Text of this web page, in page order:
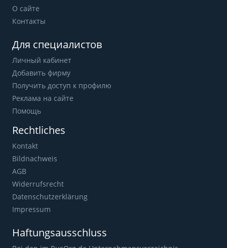
О сайте
Контакты
Для специалистов
Личный кабинет
Добавить фирму
Получить доступ к профилю
Реклама на сайте
Помощь
Rechtliches
Kontakt
Bildnachweis
AGB
Widerrufsrecht
Datenschutzerklärung
Impressum
Haftungsausschluss